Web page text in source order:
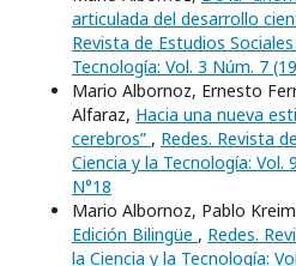
articulada del desarrollo
Revista de Estudios
Tecnología: Vol. 3 Núm. 7
Mario Albornoz, Ernesto
Alfaraz, Hacia una nueva
cerebros” , Redes. Revista
Ciencia y la Tecnología: Vol.
N°18
Mario Albornoz, Pablo
Edición Bilingüe , Redes.
la Ciencia y la Tecnología: